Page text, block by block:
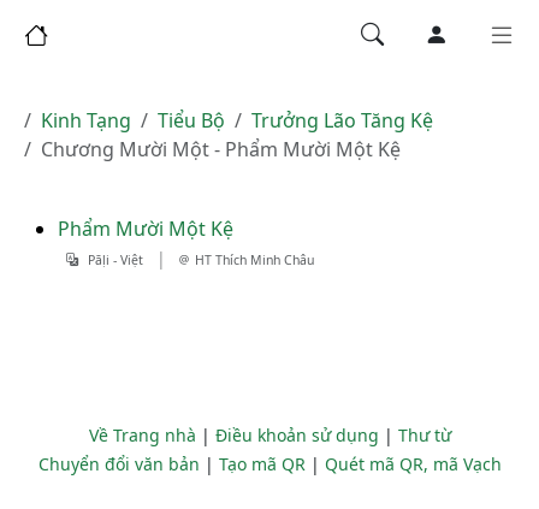
Kinh Tạng Tiểu Bộ
Trưởng Lão Tăng Kệ
Chương Mười Một - Phẩm Mười Một Kệ
Phẩm Mười Một Kệ
Pāḷi - Việt | HT Thích Minh Châu
Về Trang nhà | Điều khoản sử dụng | Thư từ
Chuyển đổi văn bản | Tạo mã QR | Quét mã QR, mã Vạch